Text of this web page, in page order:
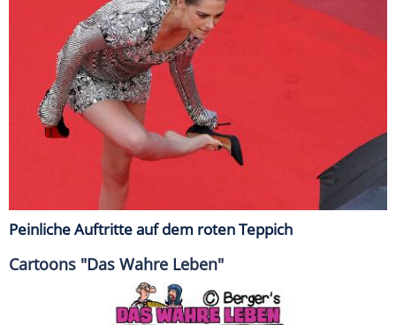
Peinliche Auftritte auf dem roten Teppich
Cartoons "Das Wahre Leben"